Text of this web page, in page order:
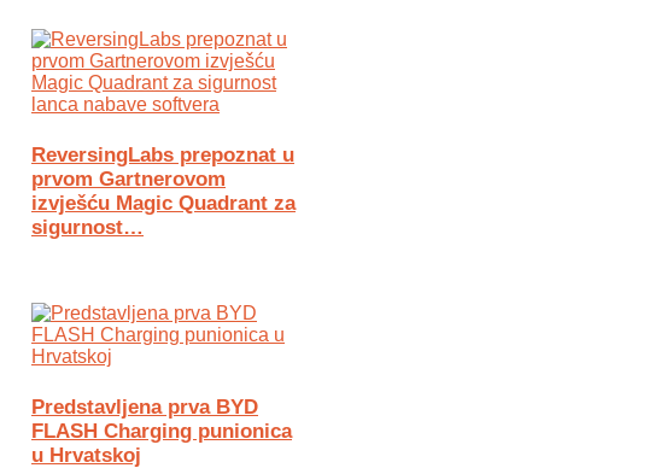
ReversingLabs prepoznat u
prvom Gartnerovom
izvješću Magic Quadrant za
sigurnost…
Predstavljena prva BYD
FLASH Charging punionica
u Hrvatskoj